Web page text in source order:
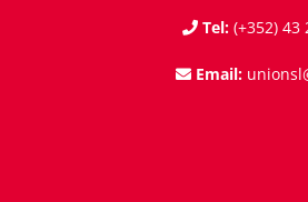
Tel: (+352) 43
Email: